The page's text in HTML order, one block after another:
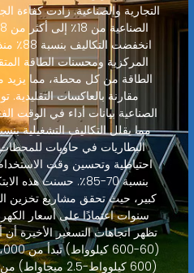
التجارية والصناعية. زادت كفاءة
المركزية ومحسنات الطاقة
مقارنة بالعاكسات التقليدية.
الصناعية بيانات أداء في الوقت
البطاريات في حاويات
احتياطية وتحسين وقت
بنسبة 70-85٪. حسنت
سنوات اعتمادًا على أسعار
تظهر اتجاهات التسعير الأخيرة